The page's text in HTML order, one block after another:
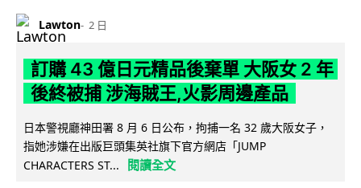
Lawton 2 日
訂購 43 億日元精品後棄單 大阪女 2 年
後終被捕 涉海賊王,火影周邊產品
日本警視廳神田署 8 月 6 日公布，拘捕一名 32 歲大阪女子，
指她涉嫌在出版巨頭集英社旗下官方網店「JUMP
CHARACTERS ST...
閱讀全文